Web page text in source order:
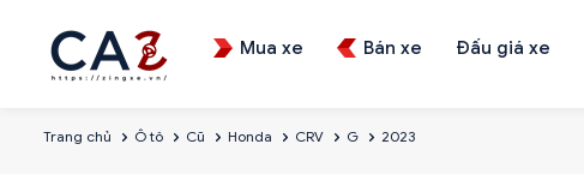
Mua xe Bán xe Đấu giá xe
Trang chủ Ô tô Cũ Honda CRV G 2023